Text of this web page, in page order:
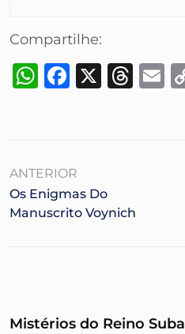
Compartilhe:
WhatsApp
X
ANTERIOR
Os Enigmas Do
Manuscrito Voynich
Mistérios do Reino